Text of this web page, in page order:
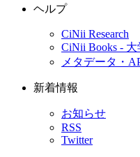
ヘルプ
CiNii Research
CiNii Books -
メタデータ・
新着情報
お知らせ
RSS
Twitter